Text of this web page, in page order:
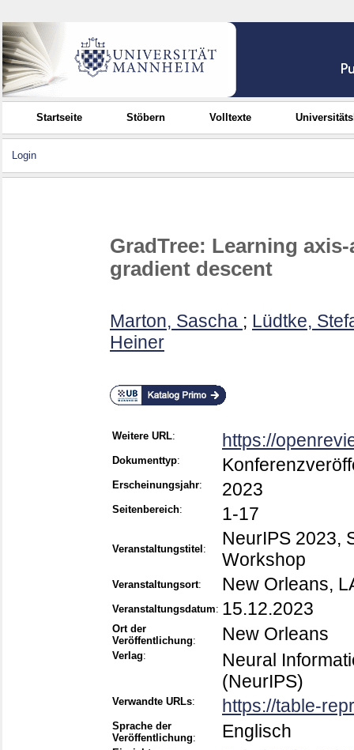
Startseite Stöbern Volltexte
Login
GradTree: Learning
gradient descent
Marton, Sascha ; Lüdtke,
Heiner
Weitere URL: https://
Dokumenttyp:
Erscheinungsjahr: 2023
Seitenbereich: 1-17
Veranstaltungstitel :
NeurIPS 2023,
Workshop
Veranstaltungsort: New Orleans,
Veranstaltungsdatum: 15.12.2023
Ort der
Veröffentlichung: New Orleans
Verlag:
Neural
(NeurIPS)
Verwandte URLs: https://table-
Sprache der
Veröffentlichung: Englisch